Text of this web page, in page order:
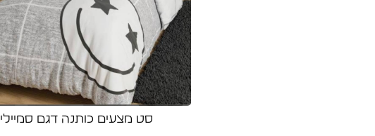
סט מצעים כותנה דגם סמיילי